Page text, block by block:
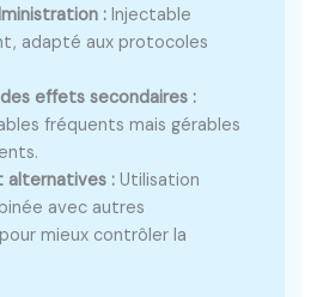
:Injectable
adapté aux protocoles
effets secondaires :
fréquents mais gérables
alternatives :Utilisation
avec autres
mieux contrôler la